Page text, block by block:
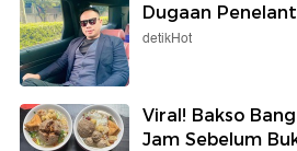
Dugaan
detikHot
Viral! Bakso
Jam Sebelum